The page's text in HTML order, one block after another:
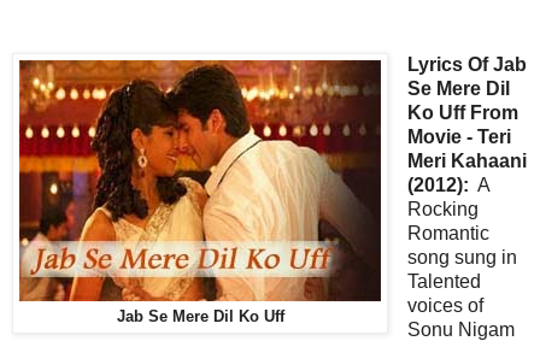
Jab Se Mere Dil Ko Uff
Lyrics Of Jab
Se Mere Dil
Ko Uff From
Movie - Teri
Meri Kahaani
(2012): A
Rocking
Romantic
song sung in
Talented
voices of
Sonu Nigam